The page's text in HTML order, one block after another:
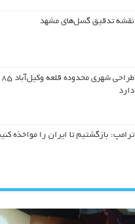
نقشه تدقیق گسل‌های مشهد
دارد
ترامپ: بازگشتیم تا ایران را مواخذه